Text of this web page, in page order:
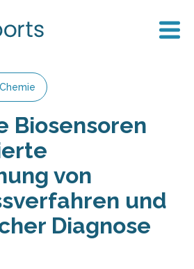
Biosensoren
von
und
Diagnose